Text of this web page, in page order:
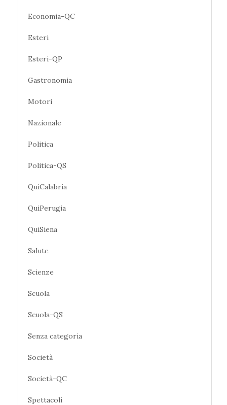
Economia-QC
Esteri
Esteri-QP
Gastronomia
Motori
Nazionale
Politica
Politica-QS
QuiCalabria
QuiPerugia
QuiSiena
Salute
Scienze
Scuola
Scuola-QS
Senza categoria
Società
Società-QC
Spettacoli